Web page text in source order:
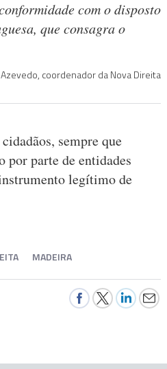
com o disposto
que consagra o
coordenador da Nova Direita
sempre que
por parte de entidades
legítimo de
MADEIRA